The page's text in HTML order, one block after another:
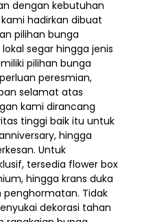
dengan kebutuhan
hadirkan dibuat
pilihan bunga
segar hingga jenis
pilihan bunga
peresmian,
selamat atas
kami dirancang
tinggi baik itu untuk
hingga
Untuk
tersedia flower box
hingga krans duka
Tidak
dekorasi tahan